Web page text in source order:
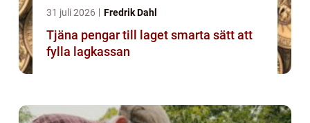
31 juli 2026 Fredrik Dahl
Tjäna pengar till laget smarta sätt att
fylla lagkassan